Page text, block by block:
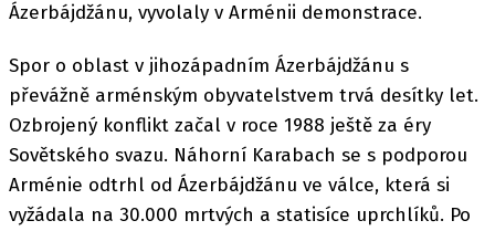
Ázerbájdžánu, vyvolaly v Arménii demonstrace.
Spor o oblast v jihozápadním Ázerbájdžánu s
převážně arménským obyvatelstvem trvá desítky let.
Ozbrojený konflikt začal v roce 1988 ještě za éry
Sovětského svazu. Náhorní Karabach se s podporou
Arménie odtrhl od Ázerbájdžánu ve válce, která si
vyžádala na 30.000 mrtvých a statisíce uprchlíků. Po